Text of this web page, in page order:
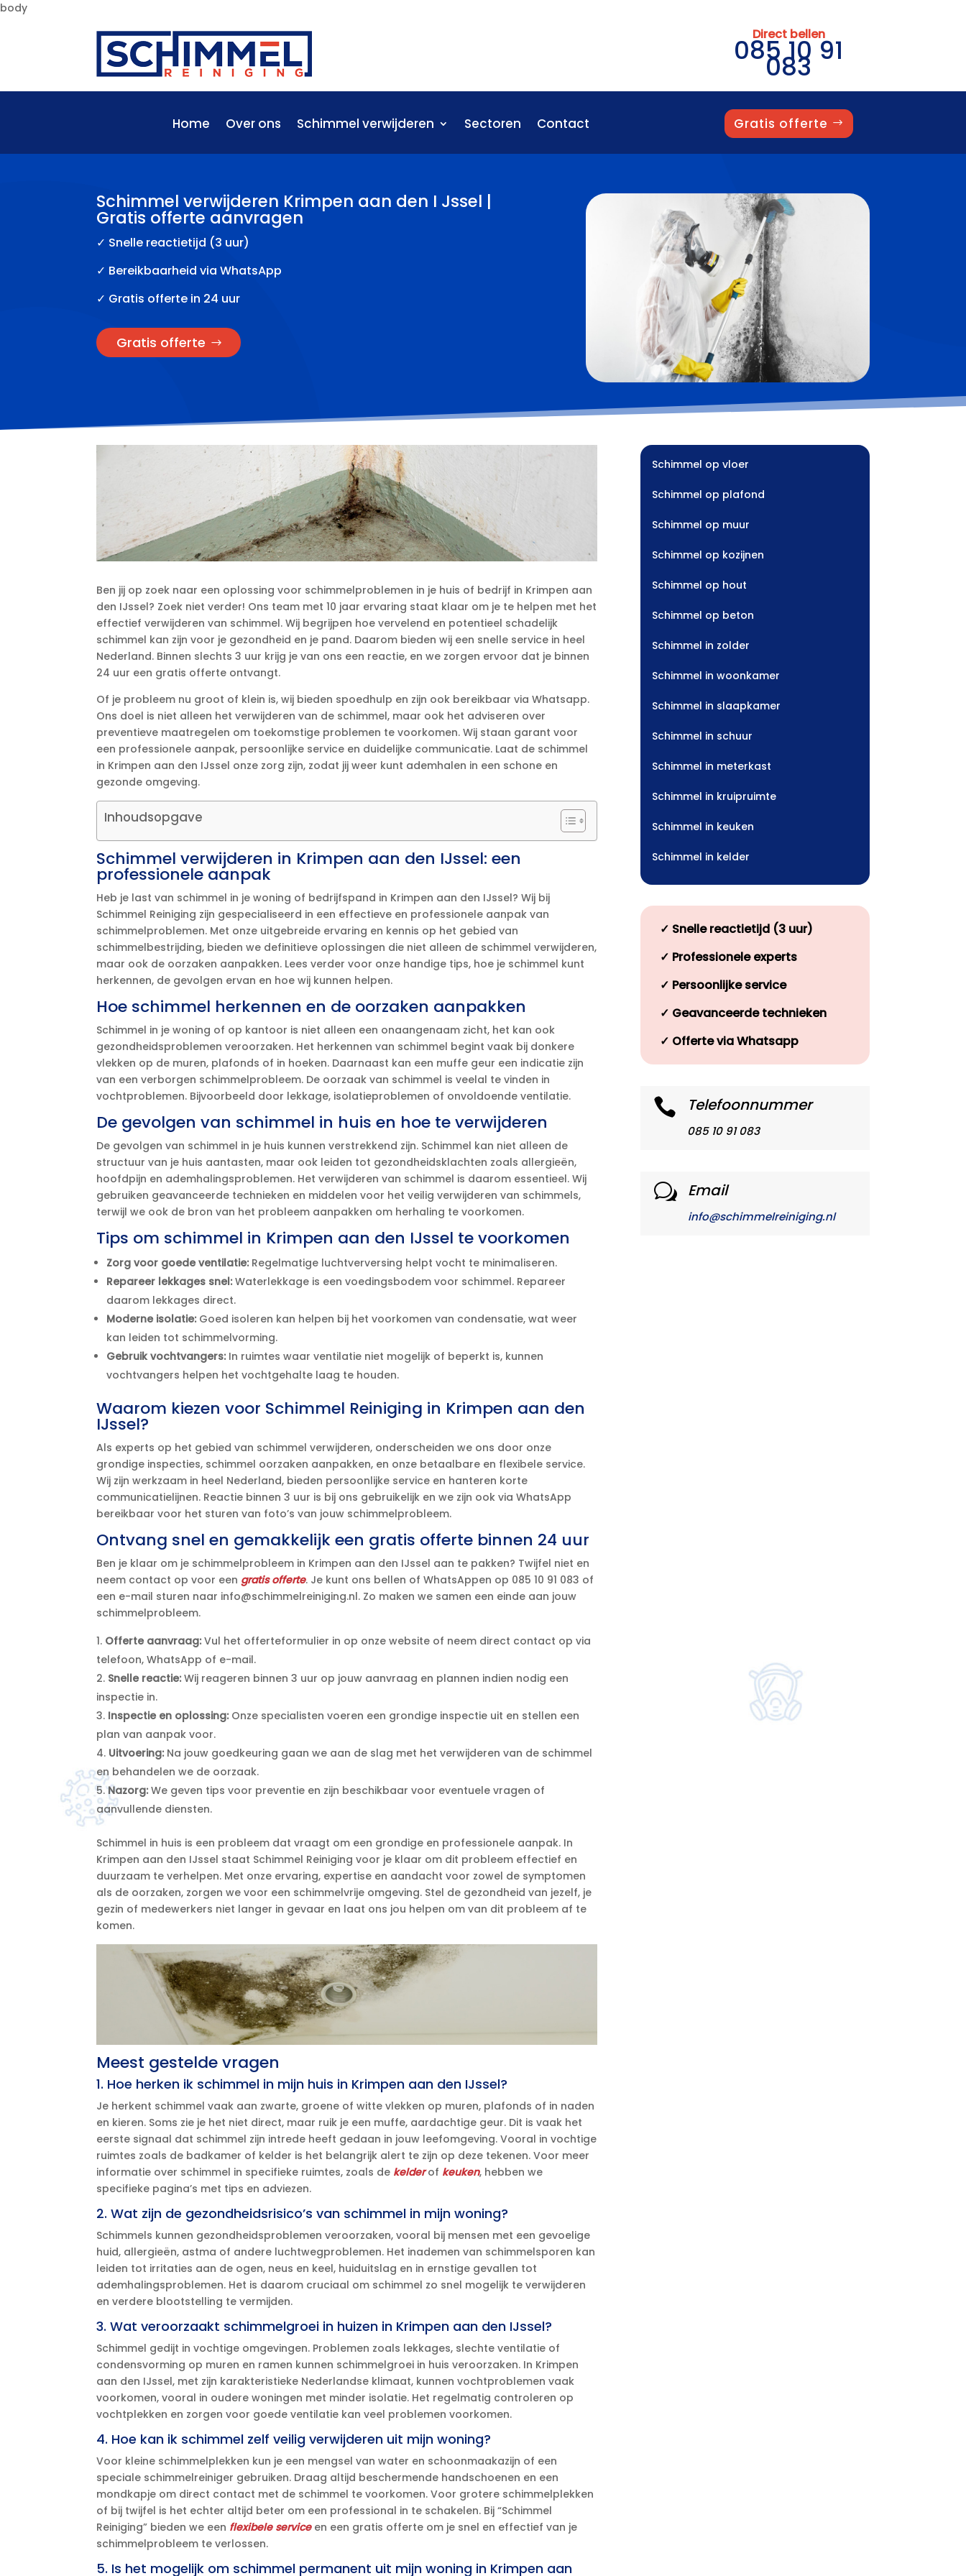
body
Direct bellen
085 10 91
083
Home Over ons Schimmel verwijderen Sectoren Contact Gratis offerte
Schimmel verwijderen Krimpen aan den I Jssel |
Gratis offerte aanvragen
✓ Snelle reactietijd (3 uur)
✓ Bereikbaarheid via WhatsApp
✓ Gratis offerte in 24 uur
Gratis offerte
Ben jij op zoek naar een oplossing voor schimmelproblemen in je huis of bedrijf in Krimpen aan
den IJssel? Zoek niet verder! Ons team met 10 jaar ervaring staat klaar om je te helpen met het
effectief verwijderen van schimmel.​ Wij begrijpen hoe vervelend en potentieel schadelijk
schimmel kan zijn voor je gezondheid en je pand.​ Daarom bieden wij een snelle service in heel
Nederland.​ Binnen slechts 3 uur krijg je van ons een reactie, en we zorgen ervoor dat je binnen
24 uur een gratis offerte ontvangt.​
Of je probleem nu groot of klein is, wij bieden spoedhulp en zijn ook bereikbaar via Whatsapp.​
Ons doel is niet alleen het verwijderen van de schimmel, maar ook het adviseren over
preventieve maatregelen om toekomstige problemen te voorkomen.​ Wij staan garant voor
een professionele aanpak, persoonlijke service en duidelijke communicatie.​ Laat de schimmel
in Krimpen aan den IJssel onze zorg zijn, zodat jij weer kunt ademhalen in een schone en
gezonde omgeving.​
Inhoudsopgave
Schimmel verwijderen in Krimpen aan den IJssel: een
professionele aanpak
Heb je last van schimmel in je woning of bedrijfspand in Krimpen aan den IJssel? Wij bij
Schimmel Reiniging zijn gespecialiseerd in een effectieve en professionele aanpak van
schimmelproblemen.​ Met onze uitgebreide ervaring en kennis op het gebied van
schimmelbestrijding, bieden we definitieve oplossingen die niet alleen de schimmel verwijderen,
maar ook de oorzaken aanpakken.​ Lees verder voor onze handige tips, hoe je schimmel kunt
herkennen, de gevolgen ervan en hoe wij kunnen helpen.​
Hoe schimmel herkennen en de oorzaken aanpakken
Schimmel in je woning of op kantoor is niet alleen een onaangenaam zicht, het kan ook
gezondheidsproblemen veroorzaken.​ Het herkennen van schimmel begint vaak bij donkere
vlekken op de muren, plafonds of in hoeken.​ Daarnaast kan een muffe geur een indicatie zijn
van een verborgen schimmelprobleem.​ De oorzaak van schimmel is veelal te vinden in
vochtproblemen.​ Bijvoorbeeld door lekkage, isolatieproblemen of onvoldoende ventilatie.​
De gevolgen van schimmel in huis en hoe te verwijderen
De gevolgen van schimmel in je huis kunnen verstrekkend zijn.​ Schimmel kan niet alleen de
structuur van je huis aantasten, maar ook leiden tot gezondheidsklachten zoals allergieën,
hoofdpijn en ademhalingsproblemen.​ Het verwijderen van schimmel is daarom essentieel.​ Wij
gebruiken geavanceerde technieken en middelen voor het veilig verwijderen van schimmels,
terwijl we ook de bron van het probleem aanpakken om herhaling te voorkomen.​
Tips om schimmel in Krimpen aan den IJssel te voorkomen
Zorg voor goede ventilatie: Regelmatige luchtverversing helpt vocht te minimaliseren.​
Repareer lekkages snel: Waterlekkage is een voedingsbodem voor schimmel.​ Repareer
daarom lekkages direct.​
Moderne isolatie: Goed isoleren kan helpen bij het voorkomen van condensatie, wat weer
kan leiden tot schimmelvorming.​
Gebruik vochtvangers: In ruimtes waar ventilatie niet mogelijk of beperkt is, kunnen
vochtvangers helpen het vochtgehalte laag te houden.​
Waarom kiezen voor Schimmel Reiniging in Krimpen aan den
IJssel?
Als experts op het gebied van schimmel verwijderen, onderscheiden we ons door onze
grondige inspecties, schimmel oorzaken aanpakken, en onze betaalbare en flexibele service.​
Wij zijn werkzaam in heel Nederland, bieden persoonlijke service en hanteren korte
communicatielijnen.​ Reactie binnen 3 uur is bij ons gebruikelijk en we zijn ook via WhatsApp
bereikbaar voor het sturen van foto’s van jouw schimmelprobleem.​
Ontvang snel en gemakkelijk een gratis offerte binnen 24 uur
Ben je klaar om je schimmelprobleem in Krimpen aan den IJssel aan te pakken? Twijfel niet en
neem contact op voor eengratis offerte.​ Je kunt ons bellen of WhatsAppen op 085 10 91 083 of
een e-mail sturen naar info@schimmelreiniging.​nl.​ Zo maken we samen een einde aan jouw
schimmelprobleem.​
Offerte aanvraag: Vul het offerteformulier in op onze website of neem direct contact op via
telefoon, WhatsApp of e-mail.​
Snelle reactie: Wij reageren binnen 3 uur op jouw aanvraag en plannen indien nodig een
inspectie in.​
Inspectie en oplossing: Onze specialisten voeren een grondige inspectie uit en stellen een
plan van aanpak voor.​
Uitvoering: Na jouw goedkeuring gaan we aan de slag met het verwijderen van de schimmel
en behandelen we de oorzaak.​
Nazorg: We geven tips voor preventie en zijn beschikbaar voor eventuele vragen of
aanvullende diensten.​
Schimmel in huis is een probleem dat vraagt om een grondige en professionele aanpak.​ In
Krimpen aan den IJssel staat Schimmel Reiniging voor je klaar om dit probleem effectief en
duurzaam te verhelpen.​ Met onze ervaring, expertise en aandacht voor zowel de symptomen
als de oorzaken, zorgen we voor een schimmelvrije omgeving.​ Stel de gezondheid van jezelf, je
gezin of medewerkers niet langer in gevaar en laat ons jou helpen om van dit probleem af te
komen.​
Meest gestelde vragen
1.​ Hoe herken ik schimmel in mijn huis in Krimpen aan den IJssel?
Je herkent schimmel vaak aan zwarte, groene of witte vlekken op muren, plafonds of in naden
en kieren.​ Soms zie je het niet direct, maar ruik je een muffe, aardachtige geur.​ Dit is vaak het
eerste signaal dat schimmel zijn intrede heeft gedaan in jouw leefomgeving.​ Vooral in vochtige
ruimtes zoals de badkamer of kelder is het belangrijk alert te zijn op deze tekenen.​ Voor meer
informatie over schimmel in specifieke ruimtes, zoals de kelderof keuken, hebben we
specifieke pagina’s met tips en adviezen.​
2.​ Wat zijn de gezondheidsrisico’s van schimmel in mijn woning?
Schimmels kunnen gezondheidsproblemen veroorzaken, vooral bij mensen met een gevoelige
huid, allergieën, astma of andere luchtwegproblemen.​ Het inademen van schimmelsporen kan
leiden tot irritaties aan de ogen, neus en keel, huiduitslag en in ernstige gevallen tot
ademhalingsproblemen.​ Het is daarom cruciaal om schimmel zo snel mogelijk te verwijderen
en verdere blootstelling te vermijden.​
3.​ Wat veroorzaakt schimmelgroei in huizen in Krimpen aan den IJssel?
Schimmel gedijt in vochtige omgevingen.​ Problemen zoals lekkages, slechte ventilatie of
condensvorming op muren en ramen kunnen schimmelgroei in huis veroorzaken.​ In Krimpen
aan den IJssel, met zijn karakteristieke Nederlandse klimaat, kunnen vochtproblemen vaak
voorkomen, vooral in oudere woningen met minder isolatie.​ Het regelmatig controleren op
vochtplekken en zorgen voor goede ventilatie kan veel problemen voorkomen.​
4.​ Hoe kan ik schimmel zelf veilig verwijderen uit mijn woning?
Voor kleine schimmelplekken kun je een mengsel van water en schoonmaakazijn of een
speciale schimmelreiniger gebruiken.​ Draag altijd beschermende handschoenen en een
mondkapje om direct contact met de schimmel te voorkomen.​ Voor grotere schimmelplekken
of bij twijfel is het echter altijd beter om een professional in te schakelen.​ Bij “Schimmel
Reiniging” bieden we een flexibele serviceen een gratis offerte om je snel en effectief van je
schimmelprobleem te verlossen.​
5.​ Is het mogelijk om schimmel permanent uit mijn woning in Krimpen aan
Schimmel op vloer
Schimmel op plafond
Schimmel op muur
Schimmel op kozijnen
Schimmel op hout
Schimmel op beton
Schimmel in zolder
Schimmel in woonkamer
Schimmel in slaapkamer
Schimmel in schuur
Schimmel in meterkast
Schimmel in kruipruimte
Schimmel in keuken
Schimmel in kelder
✓ Snelle reactietijd (3 uur)
✓ Professionele experts
✓ Persoonlijke service
✓ Geavanceerde technieken
✓ Offerte via Whatsapp
 Telefoonnummer
085 10 91 083
w Email
info@schimmelreiniging.nl